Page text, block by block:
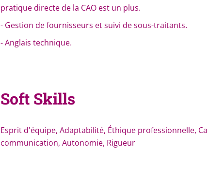
pratique directe de la CAO est un plus.
- Gestion de fournisseurs et suivi de sous-traitants.
- Anglais technique.
Soft Skills
Esprit d'équipe, Adaptabilité, Éthique professionnelle,
communication, Autonomie, Rigueur